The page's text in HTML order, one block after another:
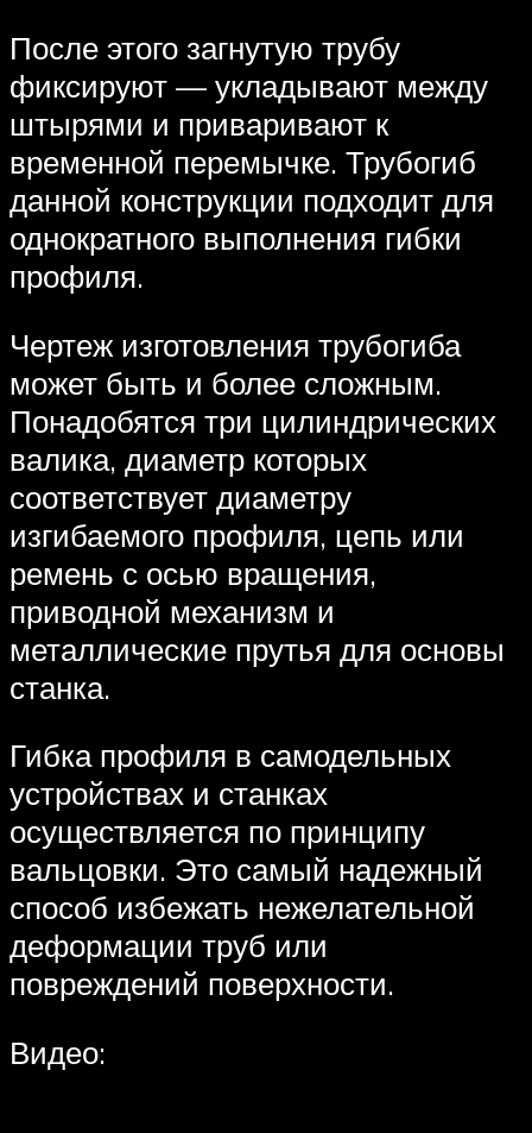
После этого загнутую трубу
фиксируют — укладывают между
штырями и приваривают к
временной перемычке. Трубогиб
данной конструкции подходит для
однократного выполнения гибки
профиля.
Чертеж изготовления трубогиба
может быть и более сложным.
Понадобятся три цилиндрических
валика, диаметр которых
соответствует диаметру
изгибаемого профиля, цепь или
ремень с осью вращения,
приводной механизм и
металлические прутья для основы
станка.
Гибка профиля в самодельных
устройствах и станках
осуществляется по принципу
вальцовки. Это самый надежный
способ избежать нежелательной
деформации труб или
повреждений поверхности.
Видео: